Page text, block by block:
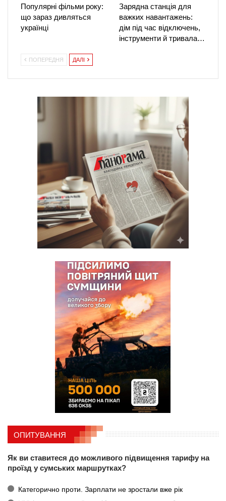
Популярні фільми року:
що зараз дивляться
українці
Зарядна станція для
важких навантажень:
дім під час відключень,
інструменти й тривала…
ПОПЕРЕДНЯ ДАЛІ
ОПИТУВАННЯ
Як ви ставитеся до можливого підвищення тарифу на
проїзд у сумських маршрутках?
Категорично проти. Зарплати не зростали вже рік